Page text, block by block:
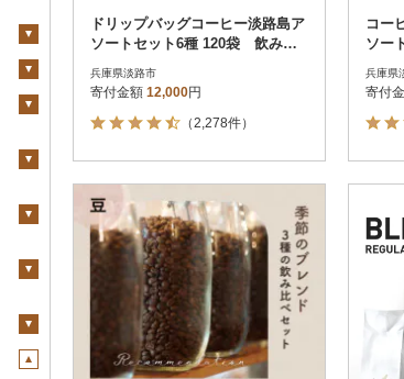
ドリップバッグコーヒー淡路島ア
ソートセット6種 120袋 飲み比
兵庫県淡路市
寄付金額 12,000円
（2,278件）
コー
ソー
兵庫県
寄付